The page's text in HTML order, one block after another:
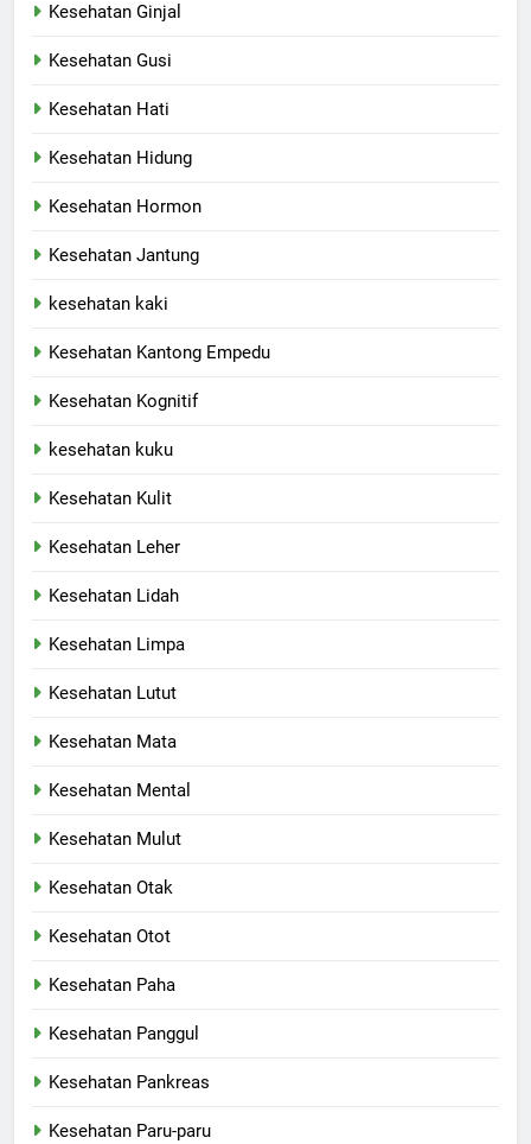
Kesehatan Ginjal
Kesehatan Gusi
Kesehatan Hati
Kesehatan Hidung
Kesehatan Hormon
Kesehatan Jantung
kesehatan kaki
Kesehatan Kantong Empedu
Kesehatan Kognitif
kesehatan kuku
Kesehatan Kulit
Kesehatan Leher
Kesehatan Lidah
Kesehatan Limpa
Kesehatan Lutut
Kesehatan Mata
Kesehatan Mental
Kesehatan Mulut
Kesehatan Otak
Kesehatan Otot
Kesehatan Paha
Kesehatan Panggul
Kesehatan Pankreas
Kesehatan Paru-paru